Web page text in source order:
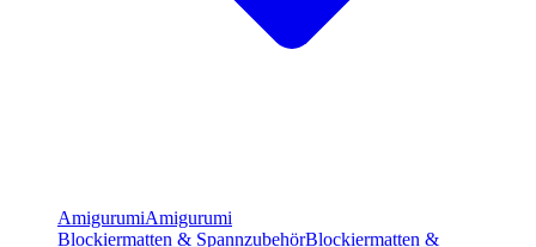
AmigurumiAmigurumi
Blockiermatten & SpannzubehörBlockiermatten &